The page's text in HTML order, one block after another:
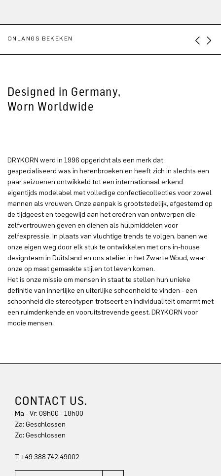
ONLANGS BEKEKEN
Designed in Germany,
Worn Worldwide
DRYKORN werd in 1996 opgericht als een merk dat
gespecialiseerd was in herenbroeken en heeft zich in slechts een
paar seizoenen ontwikkeld tot een internationaal erkend
eigentijds modelabel met volledige confectiecollecties voor zowel
mannen als vrouwen. Onze aanpak is grootstedelijk, afgestemd op
de tijdgeest en toegewijd aan het creëren van ontwerpen die
zelfvertrouwen geven en dienen als hulpmiddelen voor
zelfexpressie. In plaats van vluchtige trends te volgen, banen we
onze eigen weg door elk stuk te ontwikkelen met ons in-house
designteam in Duitsland en ons atelier in het Zwarte Woud, waar
onze op maat gemaakte stijlen tot leven komen.
Het is onze missie om mensen in staat te stellen hun unieke
definitie van innerlijke en uiterlijke schoonheid te vinden - een
schoonheid die stereotypen trotseert en individualiteit omarmt met
een ruimdenkende en vooruitstrevende geest. DRYKORN voor
mooie mensen.
CONTACT US.
Ma - Vr: 09h00 - 18h00
Za: Geschlossen
Zo: Geschlossen
T +49 388 742 49002